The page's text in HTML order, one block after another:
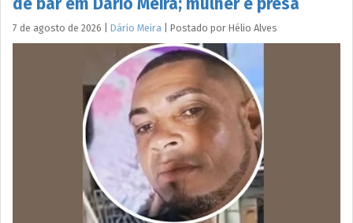
7 de agosto de 2026 Dário Meira Postado por Hélio Alves